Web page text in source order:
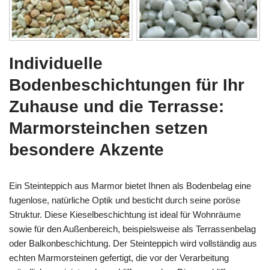
Individuelle
Bodenbeschichtungen für Ihr
Zuhause und die Terrasse:
Marmorsteinchen setzen
besondere Akzente
Ein Steinteppich aus Marmor bietet Ihnen als Bodenbelag eine
fugenlose, natürliche Optik und besticht durch seine poröse
Struktur. Diese Kieselbeschichtung ist ideal für Wohnräume
sowie für den Außenbereich, beispielsweise als Terrassenbelag
oder Balkonbeschichtung. Der Steinteppich wird vollständig aus
echten Marmorsteinen gefertigt, die vor der Verarbeitung